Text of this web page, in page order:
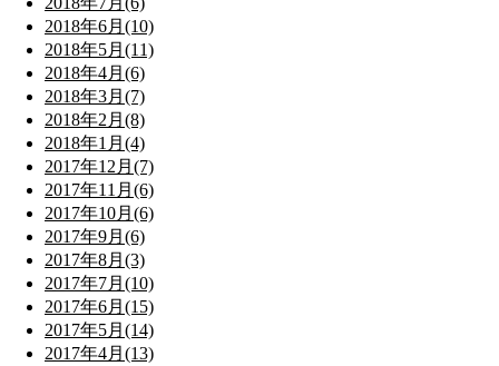
2018年6月(10)
2018年5月(11)
2018年4月(6)
2018年3月(7)
2018年2月(8)
2018年1月(4)
2017年12月(7)
2017年11月(6)
2017年10月(6)
2017年9月(6)
2017年8月(3)
2017年7月(10)
2017年6月(15)
2017年5月(14)
2017年4月(13)